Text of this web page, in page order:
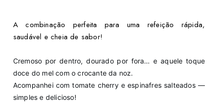
A combinação perfeita para uma refeição rápida,
saudável e cheia de sabor!
Cremoso por dentro, dourado por fora… e aquele toque
doce do mel com o crocante da noz.
Acompanhei com tomate cherry e espinafres salteados —
simples e delicioso!